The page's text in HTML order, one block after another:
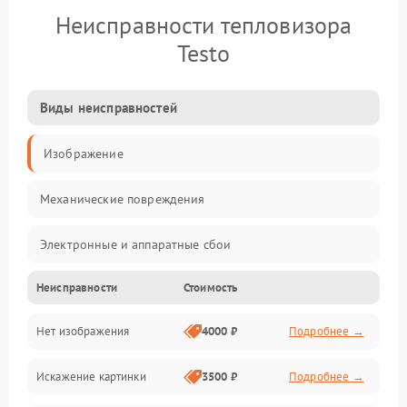
Неисправности тепловизора
Testo
Виды неисправностей
Изображение
Механические повреждения
Электронные и аппаратные сбои
Неисправности сенсора и оптики
Программные ошибки
Электропитание
Неисправности Стоимость
Нет изображения 4000 ₽ Подробнее →
Искажение картинки 3500 ₽ Подробнее →